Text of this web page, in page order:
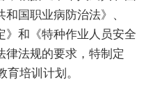
国职业病防治法》、
》和《特种作业人员安全
律法规的要求，特制定
培训计划。